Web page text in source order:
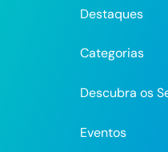
Destaques
Categorias
Descubra os
Eventos